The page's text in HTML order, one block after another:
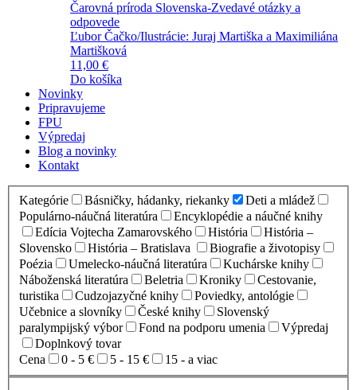
Čarovná príroda Slovenska-Zvedavé otázky a
odpovede
Ľubor Čačko/Ilustrácie: Juraj Martiška a Maximiliána
Martišková
11,00 €
Do košíka
Novinky
Pripravujeme
FPU
Výpredaj
Blog a novinky
Kontakt
Kategórie Básničky, hádanky, riekanky
Deti a mládež
Populárno-náučná literatúra
Encyklopédie a náučné knihy
Edícia Vojtecha Zamarovského
História
História –
Slovensko
História – Bratislava
Biografie a životopisy
Poézia
Umelecko-náučná literatúra
Kuchárske knihy
Náboženská literatúra
Beletria Kroniky
Cestovanie,
turistika
Cudzojazyčné knihy
Poviedky, antológie
Učebnice a slovníky
České knihy
Slovenský
paralympijský výbor
Fond na podporu umenia
Výpredaj
Doplnkový tovar
Cena
0 - 5 € 5 - 15 € 15 - a viac